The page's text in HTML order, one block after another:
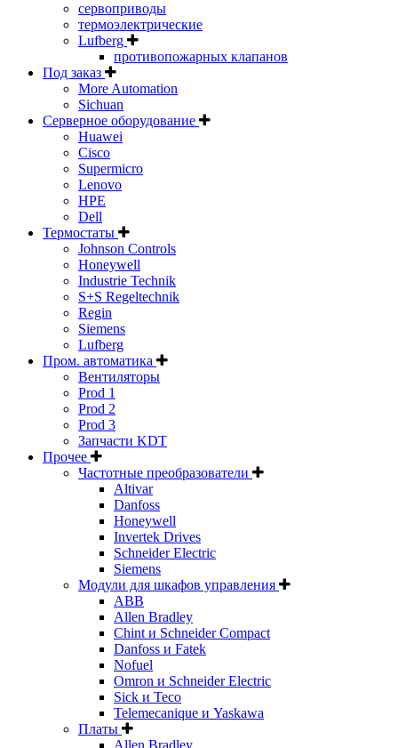
сервоприводы
термоэлектрические
Lufberg
противопожарных клапанов
Под заказ
More Automation
Sichuan
Серверное оборудование
Huawei
Cisco
Supermicro
Lenovo
HPE
Dell
Термостаты
Johnson Controls
Honeywell
Industrie Technik
S+S Regeltechnik
Regin
Siemens
Lufberg
Пром. автоматика
Вентиляторы
Prod 1
Prod 2
Prod 3
Запчасти KDT
Прочее
Частотные преобразователи
Altivar
Danfoss
Honeywell
Invertek Drives
Schneider Electric
Siemens
Модули для шкафов управления
ABB
Allen Bradley
Chint и Schneider Compact
Danfoss и Fatek
Nofuel
Omron и Schneider Electric
Sick и Teco
Telemecanique и Yaskawa
Платы
Allen Bradley